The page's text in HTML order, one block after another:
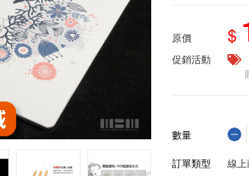
原價 $
促銷活動
數量
訂單類型
線